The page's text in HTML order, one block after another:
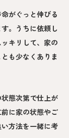
がぐっと伸びる
。うちに依頼し
キリして、家の
も少なくありま
態次第で仕上が
に家の状態やご
方法を一緒に考